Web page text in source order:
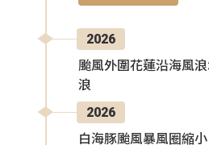
2026
颱風外圍花蓮沿海風
浪
2026
白海豚颱風暴風圈縮